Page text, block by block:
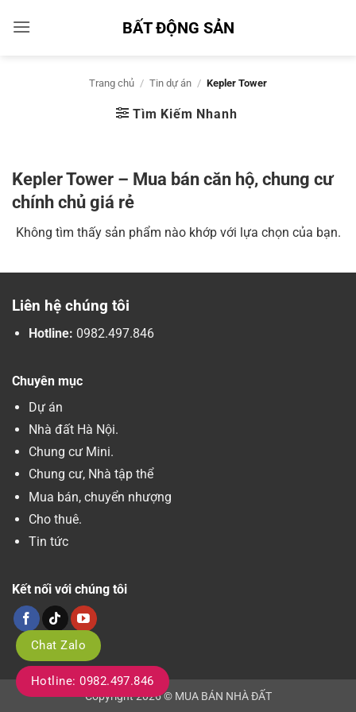
qua
BẤT ĐỘNG SẢN
Trang chủ / Tin dự án / Kepler Tower
Tìm Kiếm Nhanh
Kepler Tower – Mua bán căn hộ, chung cư
chính chủ giá rẻ
Không tìm thấy sản phẩm nào khớp với lựa chọn của bạn.
Liên hệ chúng tôi
Hotline: 0982.497.846
Chuyên mục
Dự án
Nhà đất Hà Nội.
Chung cư Mini.
Chung cư, Nhà tập thể
Mua bán, chuyển nhượng
Cho thuê.
Tin tức
Kết nối với chúng tôi
Copyright 2026 © MUA BÁN NHÀ ĐẤT
Chat Zalo
Hotline: 0982.497.846